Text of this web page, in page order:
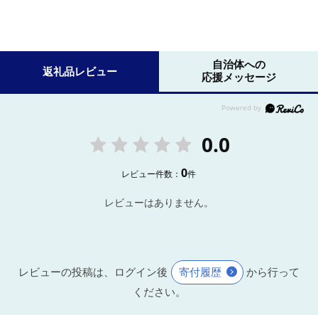
返礼品レビュー
自治体への
応援メッセージ
0.0
レビュー件数：0件
レビューはありません。
レビューの投稿は、ログイン後 寄付履歴
から行って
ください。